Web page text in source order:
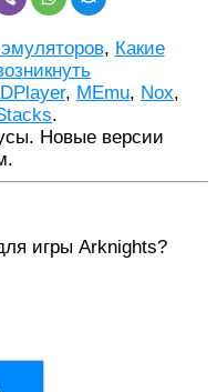
, Какие
, MEmu, Nox,
.
Новые версии
игры Arknights?